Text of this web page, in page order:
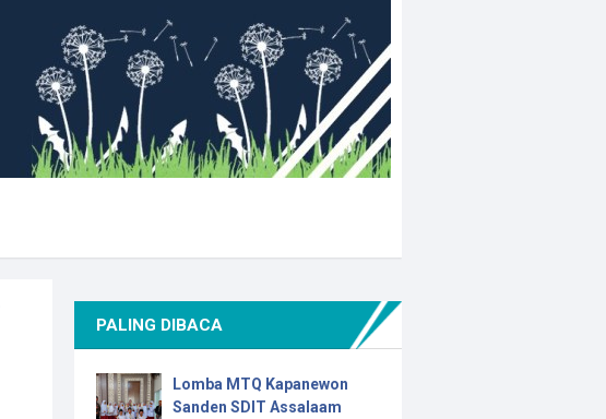
PALING DIBACA
Lomba MTQ Kapanewon
Sanden SDIT Assalaam